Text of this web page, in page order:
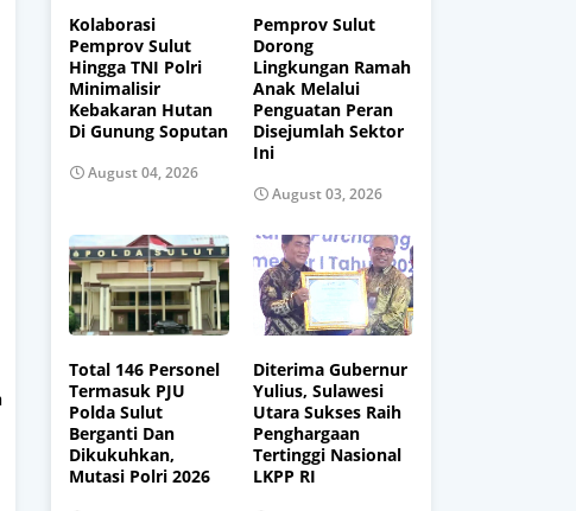
Kolaborasi
Pemprov Sulut
Hingga TNI Polri
Minimalisir
Kebakaran Hutan
Di Gunung Soputan
August 04, 2026
Pemprov Sulut
Dorong
Lingkungan Ramah
Anak Melalui
Penguatan Peran
Disejumlah Sektor
Ini
August 03, 2026
Total 146 Personel
Termasuk PJU
Polda Sulut
Berganti Dan
Dikukuhkan,
Mutasi Polri 2026
Diterima Gubernur
Yulius, Sulawesi
Utara Sukses Raih
Penghargaan
Tertinggi Nasional
LKPP RI